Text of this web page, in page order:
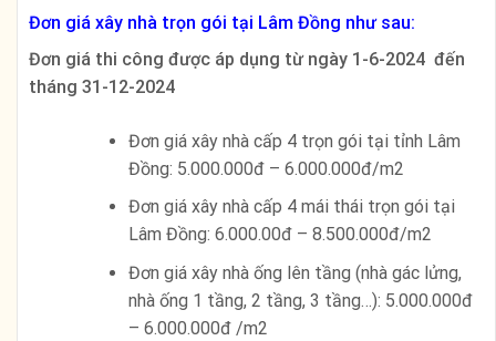
Đơn giá xây nhà trọn gói tại Lâm Đồng như sau:
Đơn giá thi công được áp dụng từ ngày 1-6-2024 đến
tháng 31-12-2024
Đơn giá xây nhà cấp 4 trọn gói tại tỉnh Lâm
Đồng: 5.000.000đ – 6.000.000đ/m2
Đơn giá xây nhà cấp 4 mái thái trọn gói tại
Lâm Đồng: 6.000.00đ – 8.500.000đ/m2
Đơn giá xây nhà ống lên tầng (nhà gác lửng,
nhà ống 1 tầng, 2 tầng, 3 tầng…): 5.000.000đ
– 6.000.000đ /m2